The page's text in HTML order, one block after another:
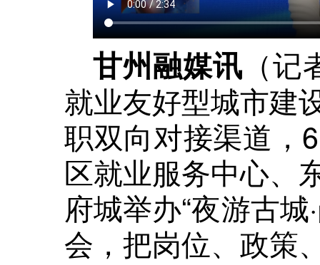
甘州融媒讯 （
就业友好型城市建
职双向对接渠道，
区就业服务中心、
府城举办“夜游古
会，把岗位、政策